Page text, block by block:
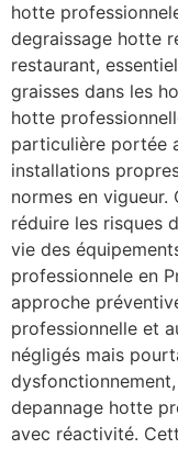
hotte
degraissage hotte
restaurant,
graisses dans les
hotte
particulière portée
installations
normes en
réduire les risques
vie des
professionnele en
approche
professionnelle et
négligés mais
depannage hotte
avec réactivité.